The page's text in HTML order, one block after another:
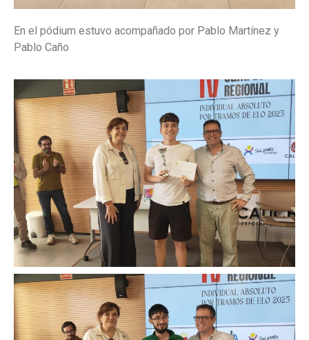
En el pódium estuvo acompañado por Pablo Martínez y
Pablo Caño